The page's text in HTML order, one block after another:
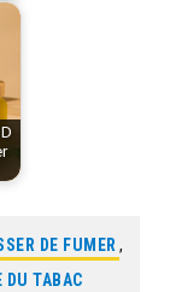
DE FUMER ,
DU TABAC